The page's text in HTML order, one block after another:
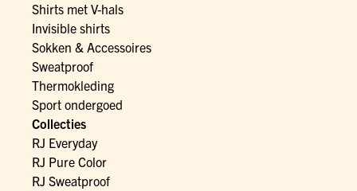
Shirts met V-hals
Invisible shirts
Sokken & Accessoires
Sweatproof
Thermokleding
Sport ondergoed
Collecties
RJ Everyday
RJ Pure Color
RJ Sweatproof